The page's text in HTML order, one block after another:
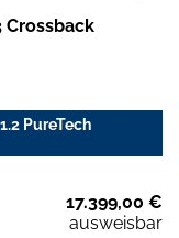
Crossback
PureTech
17.399,00 €
ausweisbar